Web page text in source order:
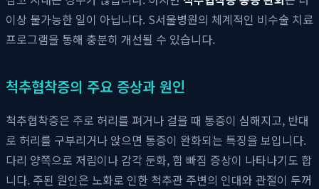
이상 불가능한 일이 아닙니다. S서울병원의 체계적인 비수술 치료
프로그램을 통해 충분히 개선될 수 있습니다.
척추협착증의 주요 증상과 원인
척추협착증은 주로 허리를 펴거나 걸을 때 통증이 심해지고, 반대
로 허리를 구부리거나 앉으면 통증이 완화되는 특징을 보입니다.
다리 양쪽으로 저림이나 감각 둔화, 힘 빠짐 증상이 나타나기도 합
니다. 주된 원인은 노화로 인한 척추관 주변의 인대와 관절이 두꺼